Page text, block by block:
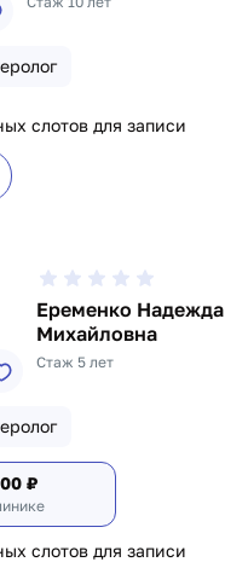
слотов для записи
Еременко Надежда
Михайловна
Стаж 5 лет
₽
слотов для записи